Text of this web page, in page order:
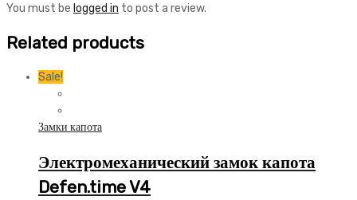
You must be logged in to post a review.
Related products
Sale!
Замки капота
Электромеханический замок капота
Defen.time V4